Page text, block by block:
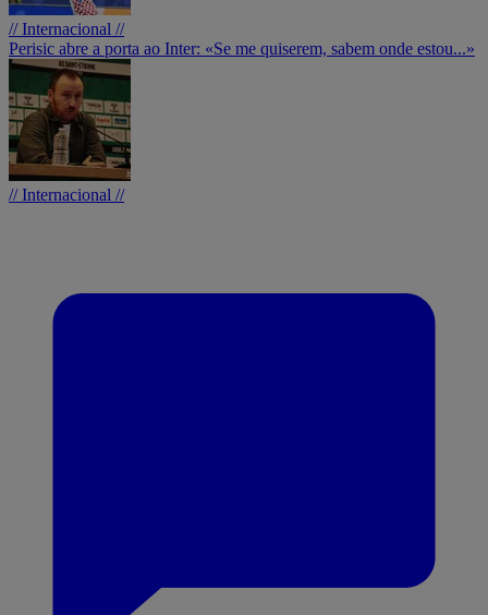
// Internacional //
Perisic abre a porta ao Inter: «Se me quiserem, sabem onde estou...»
// Internacional //